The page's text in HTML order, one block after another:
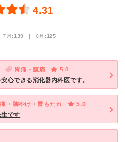
4.31
7月:139 | 6月:125
胃痛・腹痛
5.0
心できる消化器内科医です。
・胸やけ・胃もたれ
5.0
です